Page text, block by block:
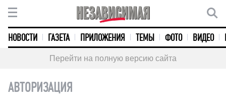
НОВОСТИ ГАЗЕТА ПРИЛОЖЕНИЯ ТЕМЫ ФОТО ВИДЕО
Перейти на полную версию сайта
АВТОРИЗАЦИЯ